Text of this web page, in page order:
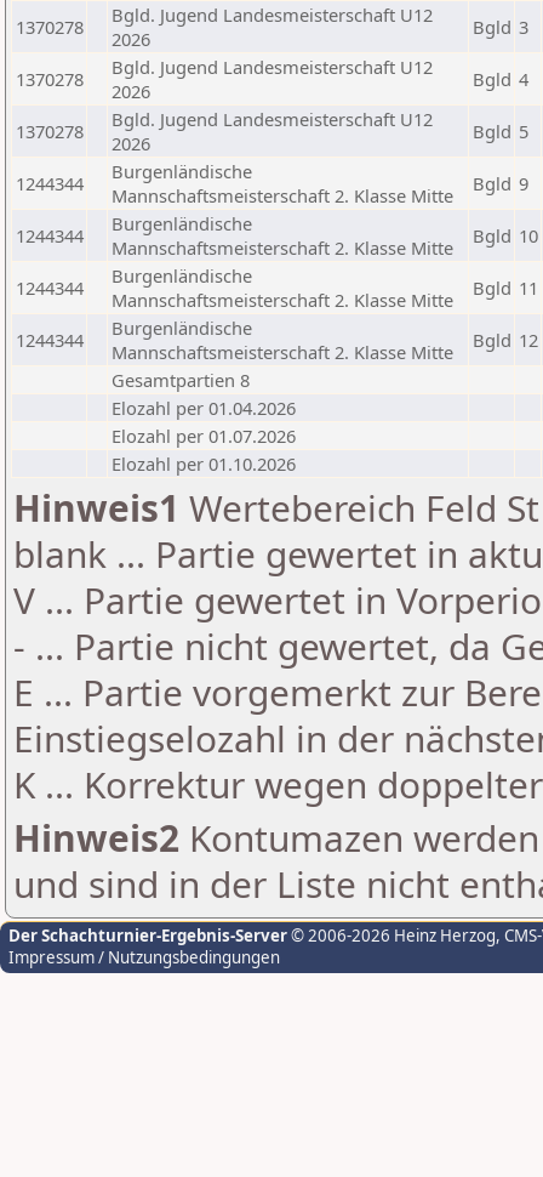
1370278
Bgld. Jugend Landesmeisterschaft U12
2026
Bgld 3
1370278
Bgld. Jugend Landesmeisterschaft U12
2026
Bgld 4
1370278
Bgld. Jugend Landesmeisterschaft U12
2026
Bgld 5
1244344
Burgenländische
Mannschaftsmeisterschaft 2. Klasse Mitte
Bgld 9
1244344
Burgenländische
Mannschaftsmeisterschaft 2. Klasse Mitte
Bgld 10
1244344
Burgenländische
Mannschaftsmeisterschaft 2. Klasse Mitte
Bgld 11
1244344
Burgenländische
Mannschaftsmeisterschaft 2. Klasse Mitte
Bgld 12
Gesamtpartien 8
Elozahl per 01.04.2026
Elozahl per 01.07.2026
Elozahl per 01.10.2026
Hinweis1 Wertebereich Feld
blank ... Partie gewertet in
V ... Partie gewertet in
- ... Partie nicht gewertet, da
E ... Partie vorgemerkt zur
Einstiegselozahl in der
K ... Korrektur wegen
Hinweis2 Kontumazen
und sind in der Liste nicht
Der Schachturnier-Ergebnis-Server© 2006-2026 Heinz Herzog,
Impressum / Nutzungsbedingungen